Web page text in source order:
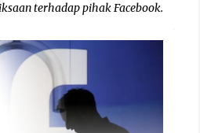
terhadap pihak Facebook.